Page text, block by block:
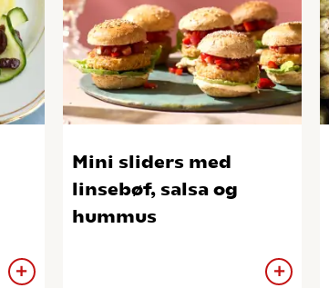
Mini sliders med
linsebøf, salsa og
hummus